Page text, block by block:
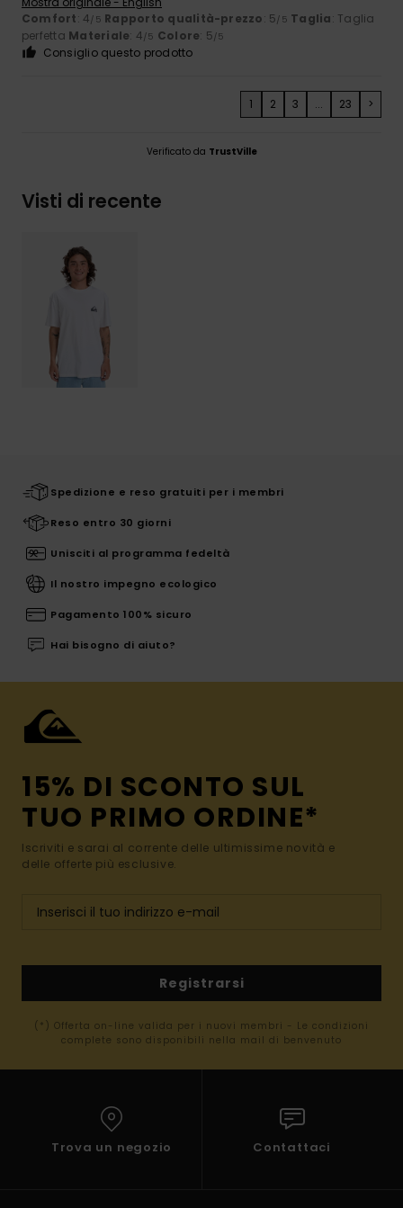
Comfort: 4/5 Rapporto qualità-prezzo: 5/5 Taglia: Taglia
perfetta Materiale: 4/5 Colore: 5/5
Consiglio questo prodotto
1 2 3 ... 23 >
Verificato da TrustVille
Visti di recente
Spedizione e reso gratuiti per i membri
Reso entro 30 giorni
Unisciti al programma fedeltà
Il nostro impegno ecologico
Pagamento 100% sicuro
Hai bisogno di aiuto?
15% DI SCONTO SUL
TUO PRIMO ORDINE*
Iscriviti e sarai al corrente delle ultimissime novità e
delle offerte più esclusive.
Registrarsi
(*) Offerta on-line valida per i nuovi membri - Le condizioni
complete sono disponibili nella mail di benvenuto
Trova un negozio Contattaci